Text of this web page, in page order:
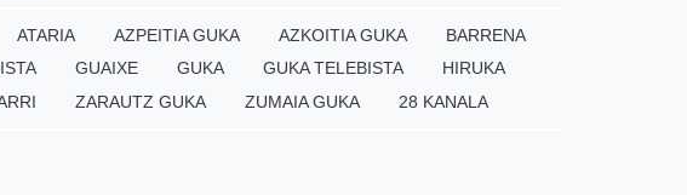
ATARIA AZPEITIA GUKA AZKOITIA GUKA
BARRENA
GUAIXE GUKA GUKA TELEBISTA
HIRUKA
ZARAUTZ GUKA ZUMAIA GUKA 28 KANALA